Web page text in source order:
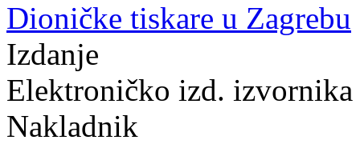
Dioničke tiskare u Zagrebu
Izdanje
Elektroničko izd.
Nakladnik